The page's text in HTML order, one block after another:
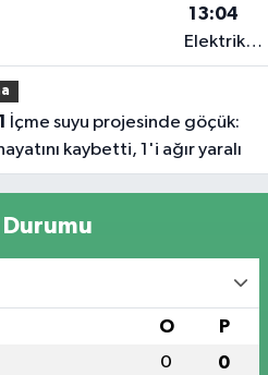
13:04
Elektrik
akımına
oldu
kaybetti, 1'i ağır yaralı
Durumu
O P
0 0